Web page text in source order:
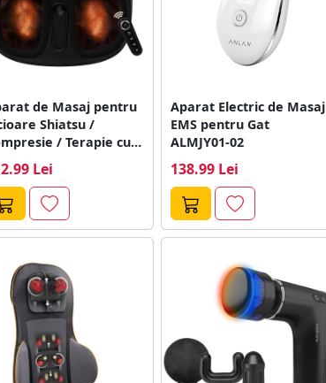
de Masaj pentru
Shiatsu /
/ Terapie cu
Lei
Aparat Electric de Masaj
EMS pentru Gat
ALMJY01-02
138.99 Lei